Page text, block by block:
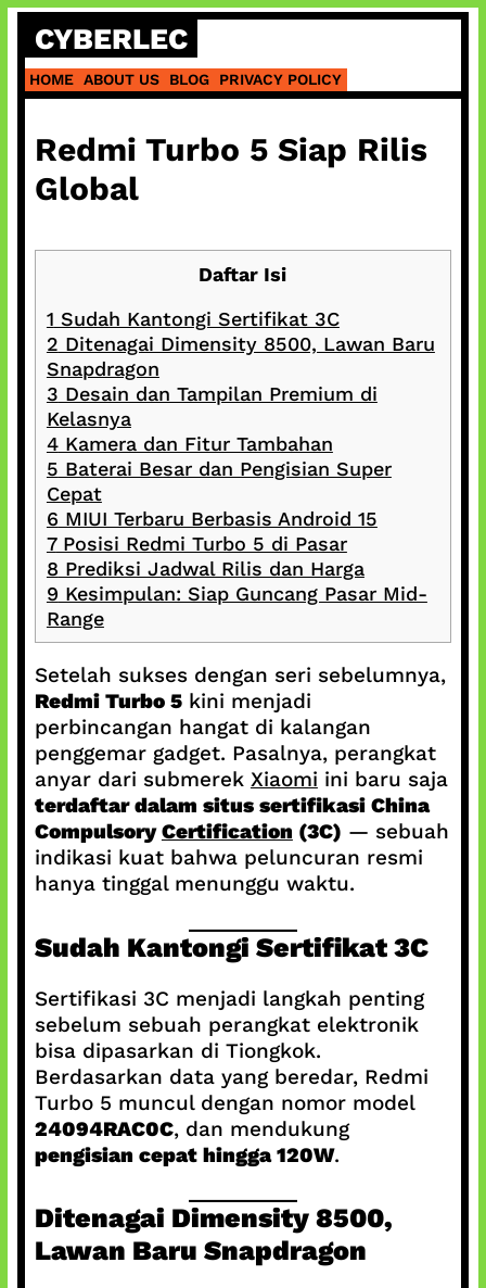
Skip
content
CYBERLEC
HOME ABOUT US BLOG PRIVACY POLICY
Redmi Turbo 5 Siap Rilis
Global
Daftar Isi
1 Sudah Kantongi Sertifikat 3C
2 Ditenagai Dimensity 8500, Lawan Baru
Snapdragon
3 Desain dan Tampilan Premium di
Kelasnya
4Kamera dan Fitur Tambahan
5 Baterai Besar dan Pengisian Super
Cepat
6 MIUI Terbaru Berbasis Android 15
7Posisi Redmi Turbo 5 di Pasar
8 Prediksi Jadwal Rilis dan Harga
9 Kesimpulan: Siap Guncang Pasar Mid-
Range
Setelah sukses dengan seri sebelumnya,
Redmi Turbo 5kini menjadi
perbincangan hangat di kalangan
penggemar gadget. Pasalnya, perangkat
anyar dari submerek Xiaomi ini baru saja
terdaftar dalam situs sertifikasi China
CompulsoryCertification (3C) — sebuah
indikasi kuat bahwa peluncuran resmi
hanya tinggal menunggu waktu.
Sudah Kantongi Sertifikat 3C
Sertifikasi 3C menjadi langkah penting
sebelum sebuah perangkat elektronik
bisa dipasarkan di Tiongkok.
Berdasarkan data yang beredar, Redmi
Turbo 5 muncul dengan nomor model
24094RAC0C, dan mendukung
pengisian cepat hingga 120W.
Ditenagai Dimensity 8500,
Lawan Baru Snapdragon